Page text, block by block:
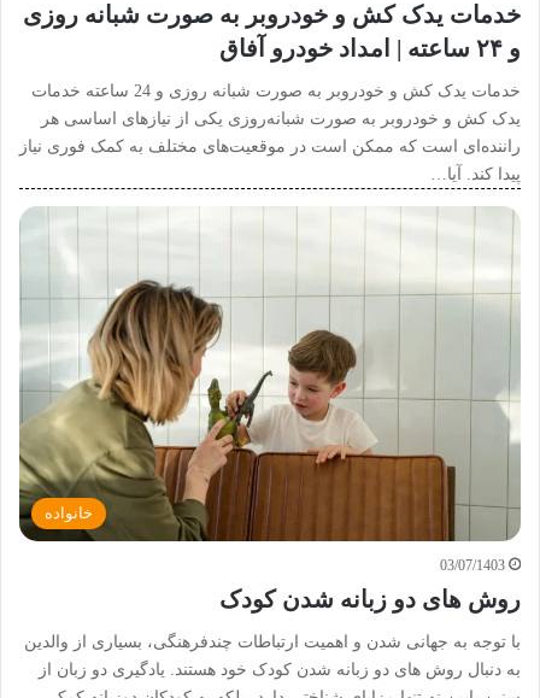
خدمات یدک کش و خودروبر به صورت شبانه روزی
و ۲۴ ساعته | امداد خودرو آفاق
خدمات یدک کش و خودروبر به صورت شبانه روزی و 24 ساعته خدمات
یدک کش و خودروبر به صورت شبانه‌روزی یکی از نیازهای اساسی هر
راننده‌ای است که ممکن است در موقعیت‌های مختلف به کمک فوری نیاز
پیدا کند. آیا…
خانواده
03/07/1403
روش های دو زبانه شدن کودک
با توجه به جهانی شدن و اهمیت ارتباطات چندفرهنگی، بسیاری از والدین
به دنبال روش های دو زبانه شدن کودک خود هستند. یادگیری دو زبان از